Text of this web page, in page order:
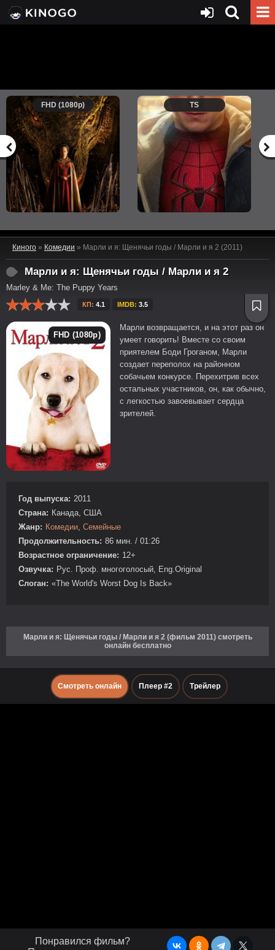
FHD (1080p) TS
Киного » Комедии » Марли и я: Щенячьи годы / Марли и я 2 (2011)
Марли и я: Щенячьи годы / Марли и я 2
Marley & Me: The Puppy Years
КП: 4.1 IMDB: 3.5
FHD (1080p)
Марли возвращается, и на этот раз он
умеет говорить! Вместе со своим
приятелем Боди Гроганом, Марли
создает переполох на районном
собачьем конкурсе. Перехитрив всех
остальных участников, он, как обычно,
с легкостью завоевывает сердца
зрителей.
Год выпуска: 2011
Страна: Канада, США
Жанр: Комедии Семейные
Продолжительность: 86 мин. / 01:26
Возрастное ограничение: 12+
Озвучка: Рус. Проф. многоголосый, Eng.Original
Слоган: «The World's Worst Dog Is Back»
Марли и я: Щенячьи годы / Марли и я 2 (фильм 2011) смотреть
онлайн бесплатно
Смотреть онлайн Плеер #2 Трейлер
Понравился фильм?